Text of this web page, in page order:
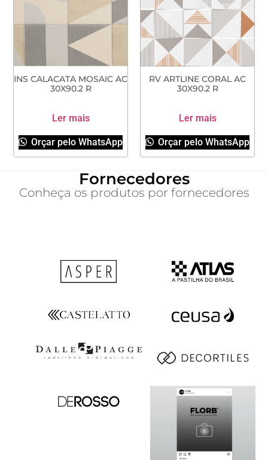
INS CALACATA MOSAIC AC
30X90.2 R
Ler mais
Orçar pelo WhatsApp
RV ARTLINE CORAL AC
30X90.2 R
Ler mais
Orçar pelo WhatsApp
Fornecedores
Conheça os produtos por fornecedores